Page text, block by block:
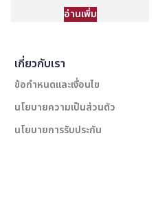
อ่านเพิ่ม
เกี่ยวกับเรา
ข้อกำหนดและเงื่อนไข
นโยบายความเป็นส่วนตัว
นโยบายการรับประกัน